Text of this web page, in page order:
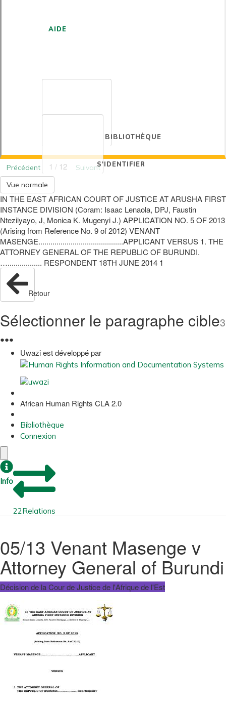
AIDE
BIBLIOTHÈQUE
S'IDENTIFIER
Précédent 1 / 12
Suivant
Vue normale
IN THE EAST AFRICAN COURT OF JUSTICE AT ARUSHA FIRST
INSTANCE DIVISION (Coram: Isaac Lenaola, DPJ, Faustin
Ntezilyayo, J, Monica K. Mugenyi J.) APPLICATION NO. 5 OF 2013
(Arising from Reference No. 9 of 2012) VENANT
MASENGE..........................................APPLICANT VERSUS 1. THE
ATTORNEY GENERAL OF THE REPUBLIC OF BURUNDI.
…................. RESPONDENT 18TH JUNE 2014 1
Retour
Sélectionner le paragraphe cible3
●●●
Uwazi est développé par
African Human Rights CLA 2.0
Bibliothèque
Connexion
Info
22Relations
05/13 Venant Masenge v
Attorney General of Burundi
Décision de la Cour de Justice de l'Afrique de l'Est